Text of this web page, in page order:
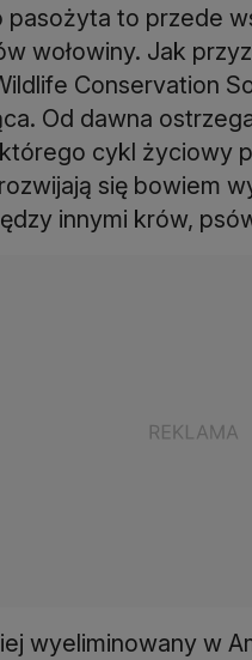
to przede
wołowiny. Jak
Conservation
Od dawna
cykl życiowy
rozwijają się bowiem
innymi krów,
wyeliminowany w